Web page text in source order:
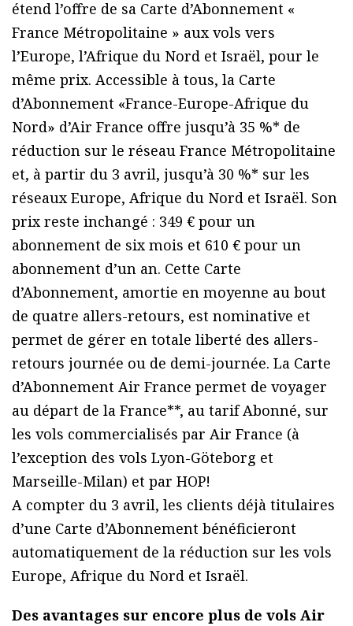
étend l’offre de sa Carte d’Abonnement «
France Métropolitaine » aux vols vers
l’Europe, l’Afrique du Nord et Israël, pour le
même prix. Accessible à tous, la Carte
d’Abonnement «France-Europe-Afrique du
Nord» d’Air France offre jusqu’à 35 %* de
réduction sur le réseau France Métropolitaine
et, à partir du 3 avril, jusqu’à 30 %* sur les
réseaux Europe, Afrique du Nord et Israël. Son
prix reste inchangé : 349 € pour un
abonnement de six mois et 610 € pour un
abonnement d’un an. Cette Carte
d’Abonnement, amortie en moyenne au bout
de quatre allers-retours, est nominative et
permet de gérer en totale liberté des allers-
retours journée ou de demi-journée. La Carte
d’Abonnement Air France permet de voyager
au départ de la France**, au tarif Abonné, sur
les vols commercialisés par Air France (à
l’exception des vols Lyon-Göteborg et
Marseille-Milan) et par HOP!
A compter du 3 avril, les clients déjà titulaires
d’une Carte d’Abonnement bénéficieront
automatiquement de la réduction sur les vols
Europe, Afrique du Nord et Israël.
Des avantages sur encore plus de vols Air